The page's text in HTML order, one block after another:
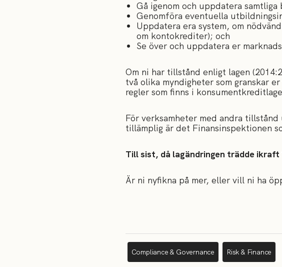
Gå igenom och uppdatera
Genomföra eventuella
Uppdatera era system, om
om kontokrediter); och
Se över och uppdatera er
Om ni har tillstånd enligt lagen
två olika myndigheter som granskar
regler som finns i
För verksamheter med andra
tillämplig är det Finansinspektionen
Till sist, då lagändringen trädde ikraft
Är ni nyfikna på mer, eller vill ni ha
Compliance & Governance Risk & Finance